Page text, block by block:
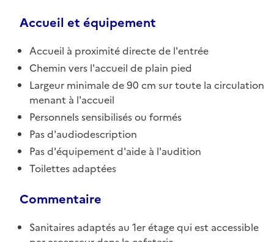
Accueil et équipement
Accueil à proximité directe de l'entrée
Chemin vers l'accueil de plain pied
Largeur minimale de 90 cm sur toute la circulation
menant à l'accueil
Personnels sensibilisés ou formés
Pas d'audiodescription
Pas d'équipement d'aide à l'audition
Toilettes adaptées
Commentaire
Sanitaires adaptés au 1er étage qui est accessible